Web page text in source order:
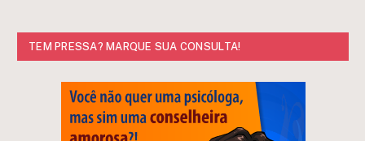
TEM PRESSA? MARQUE SUA CONSULTA!